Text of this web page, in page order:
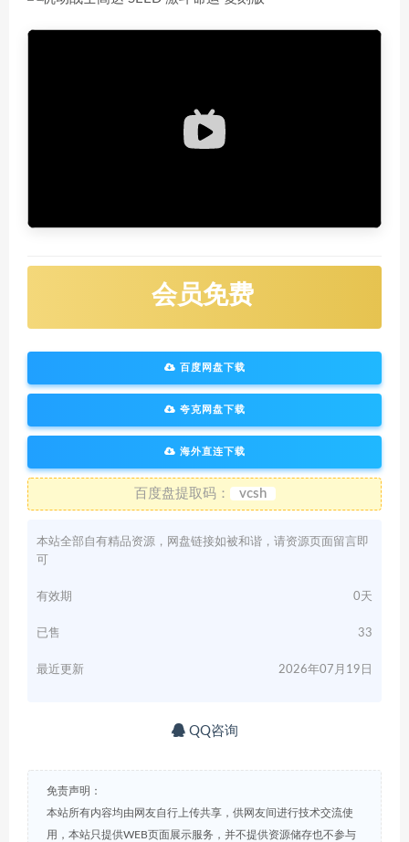
会员免费
百度网盘下载
夸克网盘下载
海外直连下载
百度盘提取码： vcsh
本站全部自有精品资源，网盘链接如被和谐，请资源页面留言即
可
有效期 0天
已售 33
最近更新 2026年07月19日
QQ咨询
免责声明：
本站所有内容均由网友自行上传共享，供网友间进行技术交流使
用，本站只提供WEB页面展示服务，并不提供资源储存也不参与